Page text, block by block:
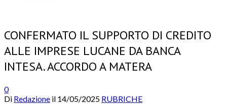
CONFERMATO IL SUPPORTO DI CREDITO
ALLE IMPRESE LUCANE DA BANCA
INTESA. ACCORDO A MATERA
0
Di Redazione il 14/05/2025 RUBRICHE